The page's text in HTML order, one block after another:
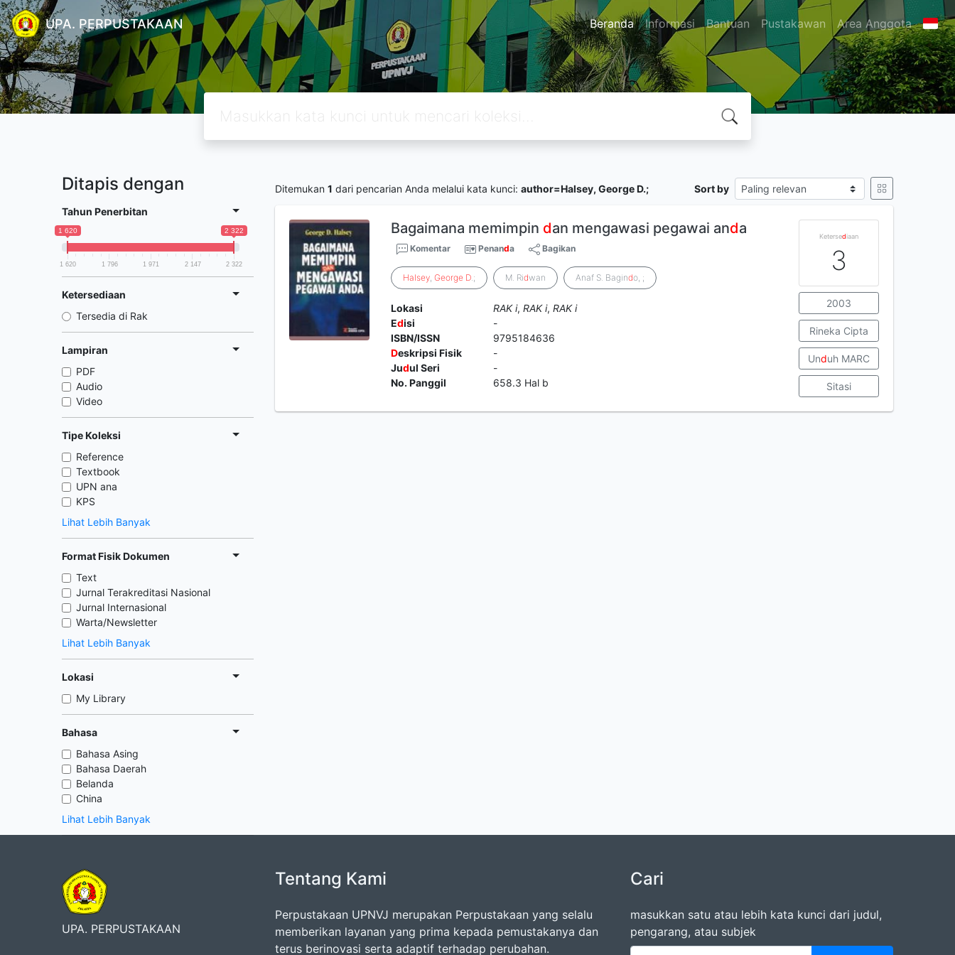
UPA. PERPUSTAKAAN Beranda Informasi Bantuan Pustakawan Area Anggota
Ditapis dengan
Tahun Penerbitan
1 620 2 322
1 620 1 796 1 971 2 147 2 322
Ketersediaan
Tersedia di Rak
Lampiran
PDF
Audio
Video
Tipe Koleksi
Reference
Textbook
UPN ana
KPS
Lihat Lebih Banyak
Format Fisik Dokumen
Text
Jurnal Terakreditasi Nasional
Jurnal Internasional
Warta/Newsletter
Lihat Lebih Banyak
Lokasi
My Library
Bahasa
Bahasa Asing
Bahasa Daerah
Belanda
China
Lihat Lebih Banyak
Ditemukan 1 dari pencarian Anda melalui kata kunci: author=Halsey, George D.; Sort by
Bagaimana memimpin dan mengawasi pegawai anda
Komentar Penanda Bagikan
Halsey,George D.; M. Ridwan Anaf S. Bagindo, ;
Lokasi RAK i, RAK i, RAK i
Edisi
-
ISBN/ISSN
9795184636
Deskripsi Fisik
-
Judul Seri
-
No. Panggil
658.3 Hal b
Ketersediaan
3
2003
Rineka Cipta
Unduh MARC
Sitasi
UPA. PERPUSTAKAAN
Tentang Kami
Perpustakaan UPNVJ merupakan Perpustakaan yang selalu
memberikan layanan yang prima kepada pemustakanya dan
terus berinovasi serta adaptif terhadap perubahan.
Cari
masukkan satu atau lebih kata kunci dari judul,
pengarang, atau subjek